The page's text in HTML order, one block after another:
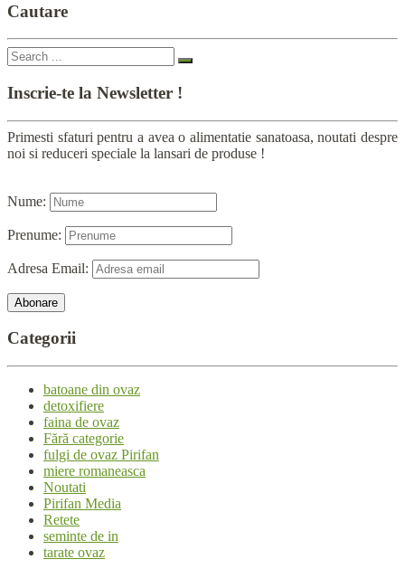
Cautare
Inscrie-te la Newsletter !
Primesti sfaturi pentru a avea o alimentatie sanatoasa, noutati despre
noi si reduceri speciale la lansari de produse !
Nume:
Prenume:
Adresa Email:
Categorii
batoane din ovaz
detoxifiere
faina de ovaz
Fără categorie
fulgi de ovaz Pirifan
miere romaneasca
Noutati
Pirifan Media
Retete
seminte de in
tarate ovaz